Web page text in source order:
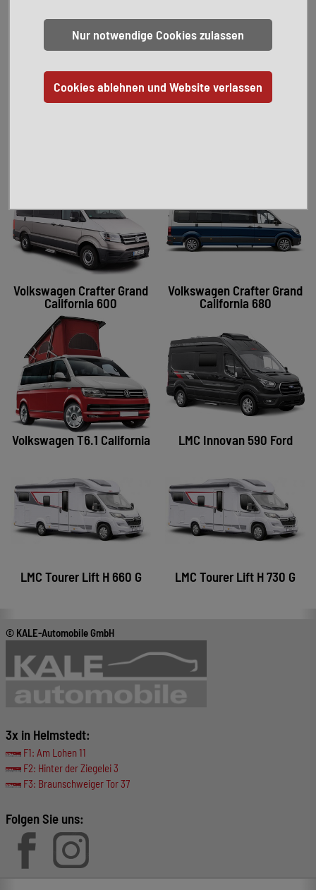
Kundendienst.
Volkswagen Crafter Grand
California 600
Volkswagen Crafter Grand
California 680
Volkswagen T6.1 California LMC Innovan 590 Ford
LMC Tourer Lift H 660 G LMC Tourer Lift H 730 G
© KALE-Automobile GmbH
3x in Helmstedt:
F1: Am Lohen 11
F2: Hinter der Ziegelei 3
F3: Braunschweiger Tor 37
Folgen Sie uns: